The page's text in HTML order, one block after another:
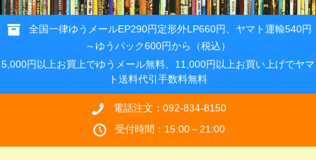
全国一律ゆうメールEP290円定形外LP660円、ヤマト運輸540円
～ゆうパック600円から（税込）
5,000円以上お買上でゆうメール無料、11,000円以上お買い上げでヤマ
ト送料代引手数料無料
電話注文：092-834-8150
受付時間：15:00～21:00